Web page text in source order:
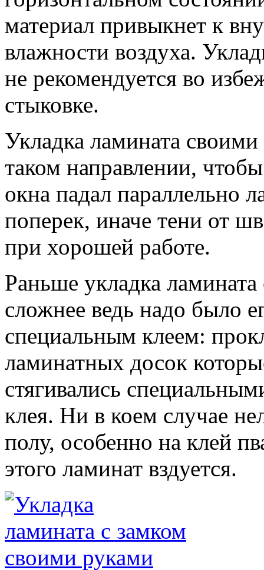
материал привыкнет к
влажности воздуха.
не рекомендуется во
стыковке.
Укладка ламината
таком направлении,
окна падал параллельно
поперек, иначе тени от
при хорошей работе.
Раньше укладка
сложнее ведь надо было
специальным клеем:
ламинатных досок
стягивались
клея. Ни в коем случае
полу, особенно на клей
этого ламинат вздуется.